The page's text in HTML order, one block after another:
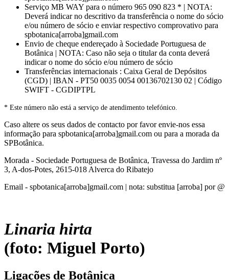
Serviço MB WAY para o número 965 090 823 * | NOTA:
Deverá indicar no descritivo da transferência o nome do sócio
e/ou número de sócio e enviar respectivo comprovativo para
spbotanica[arroba]gmail.com
Envio de cheque endereçado à Sociedade Portuguesa de
Botânica | NOTA: Caso não seja o titular da conta deverá
indicar o nome do sócio e/ou número de sócio
Transferências internacionais : Caixa Geral de Depósitos
(CGD) | IBAN - PT50 0035 0054 00136702130 02 | Código
SWIFT - CGDIPTPL
* Este número não está a serviço de atendimento telefónico.
Caso altere os seus dados de contacto por favor envie-nos essa
informação para spbotanica[arroba]gmail.com ou para a morada da
SPBotânica.
Morada - Sociedade Portuguesa de Botânica, Travessa do Jardim nº
3, A-dos-Potes, 2615-018 Alverca do Ribatejo
Email - spbotanica[arroba]gmail.com | nota: substitua [arroba] por @
Linaria hirta
(foto: Miguel Porto)
Ligações de Botânica